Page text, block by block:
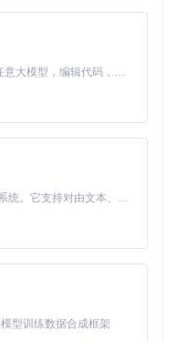
v1.0.zip -d /opt/
内置了所有依赖组件，
后可通过
用CLI工具进行交易分
多实例横向扩展
Claude Code 的开源替代方案。连接任意大模型，编辑代码，运行命令，自动验证 — 全自动执行。用 Rust 构建，极致性能。 ｜ An open-source alternative to Claude Code. Connect any LLM, edit code, run commands, and verify changes — autonomously. Built in Rust for speed. Get Started
MiniMax H3 是一个通用的全模态生成系统。它支持对由文本、图像、视频和音频组成的多模态上下文进行统一理解，并能生成分辨率高达 2K、时长可达 15 秒的带原生立体声音频的视频。得益于面向任务泛化的系统设计，H3 在预训练阶段就已具备广泛的多模态上下文理解与生成能力，能够出色地执行复杂的多模态指令。
型训练数据合成框架